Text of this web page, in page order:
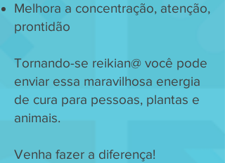
Melhora a concentração, atenção,
prontidão
Tornando-se reikian@ você pode
enviar essa maravilhosa energia
de cura para pessoas, plantas e
animais.
Venha fazer a diferença!